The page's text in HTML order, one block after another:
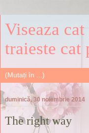
Viseaza
traieste cat
duminică, 30 noiembrie 2014
The right way